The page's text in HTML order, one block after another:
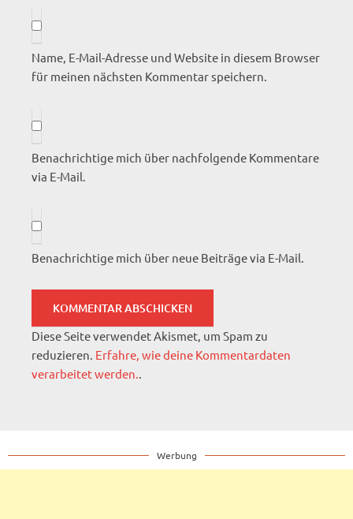
Name, E-Mail-Adresse und Website in diesem Browser
für meinen nächsten Kommentar speichern.
Benachrichtige mich über nachfolgende Kommentare
via E-Mail.
Benachrichtige mich über neue Beiträge via E-Mail.
Diese Seite verwendet Akismet, um Spam zu
reduzieren. Erfahre, wie deine Kommentardaten
verarbeitet werden..
Werbung